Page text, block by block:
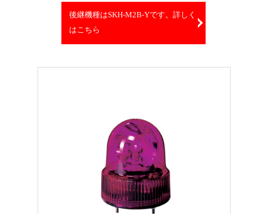
後継機種はSKH-M2B-Yです。詳しく
はこちら